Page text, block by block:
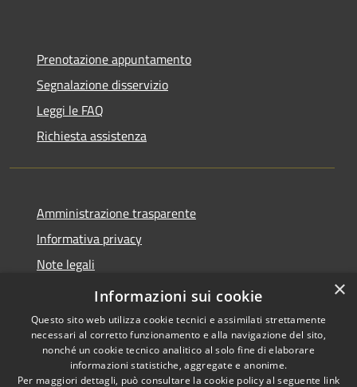
Prenotazione appuntamento
Segnalazione disservizio
Leggi le FAQ
Richiesta assistenza
Amministrazione trasparente
Informativa privacy
Note legali
Dichiarazione di accessibilità
Copyright © 2026 • Comune di
×
Informazioni sui cookie
Questo sito web utilizza cookie tecnici e assimilati strettamente
necessari al corretto funzionamento e alla navigazione del sito,
nonché un cookie tecnico analitico al solo fine di elaborare
informazioni statistiche, aggregate e anonime.
Per maggiori dettagli, può consultare la cookie policy al seguente link